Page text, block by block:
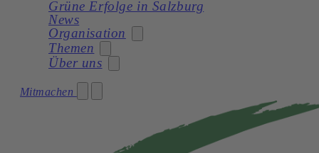
Grüne Erfolge in Salzburg
News
Organisation
Stadträtin
Gemeinderatswahl 2024 – Unser Team
Themen
Soziales
Über uns
Unsere Statuten
Mitmachen